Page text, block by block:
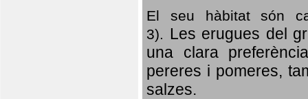
El seu hàbitat són
3). Les erugues del
una clara
pereres i pomeres,
salzes.